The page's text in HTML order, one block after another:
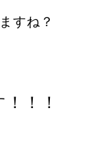
すね？
！！